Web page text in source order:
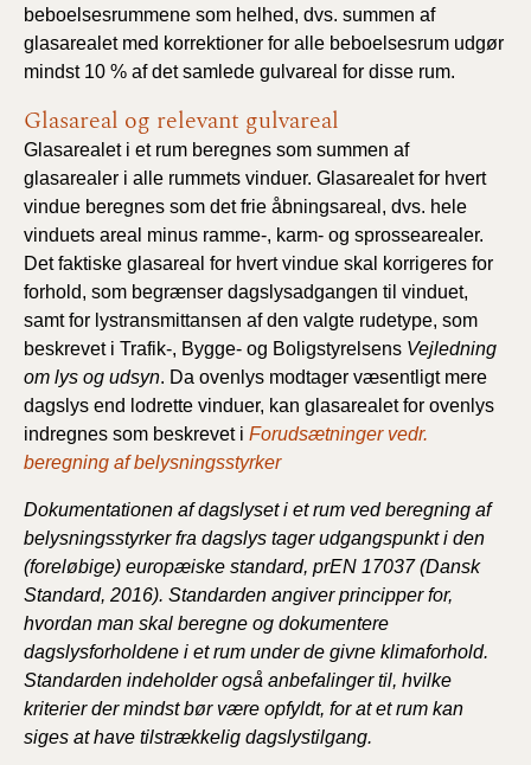
beboelsesrummene som helhed, dvs. summen af
glasarealet med korrektioner for alle beboelsesrum udgør
mindst 10 % af det samlede gulvareal for disse rum.
Glasareal og relevant gulvareal
Glasarealet i et rum beregnes som summen af
glasarealer i alle rummets vinduer. Glasarealet for hvert
vindue beregnes som det frie åbningsareal, dvs. hele
vinduets areal minus ramme-, karm- og sprossearealer.
Det faktiske glasareal for hvert vindue skal korrigeres for
forhold, som begrænser dagslysadgangen til vinduet,
samt for lystransmittansen af den valgte rudetype, som
beskrevet i Trafik-, Bygge- og Boligstyrelsens Vejledning
om lys og udsyn. Da ovenlys modtager væsentligt mere
dagslys end lodrette vinduer, kan glasarealet for ovenlys
indregnes som beskrevet i Forudsætninger vedr.
beregning af belysningsstyrker
Dokumentationen af dagslyset i et rum ved beregning af
belysningsstyrker fra dagslys tager udgangspunkt i den
(foreløbige) europæiske standard, prEN 17037 (Dansk
Standard, 2016). Standarden angiver principper for,
hvordan man skal beregne og dokumentere
dagslysforholdene i et rum under de givne klimaforhold.
Standarden indeholder også anbefalinger til, hvilke
kriterier der mindst bør være opfyldt, for at et rum kan
siges at have tilstrækkelig dagslystilgang.